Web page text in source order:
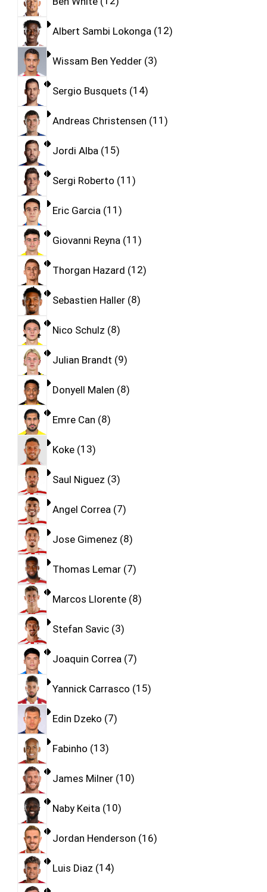
Albert Sambi Lokonga 12
Wissam Ben Yedder 3
Sergio Busquets 14
Andreas Christensen 11
Jordi Alba 15
Sergi Roberto 11
Eric Garcia 11
Giovanni Reyna 11
Thorgan Hazard 12
Sebastien Haller 8
Nico Schulz 8
Julian Brandt 9
Donyell Malen 8
Emre Can 8
Koke 13
Saul Niguez 3
Angel Correa 7
Jose Gimenez 8
Thomas Lemar 7
Marcos Llorente 8
Stefan Savic 3
Joaquin Correa 7
Yannick Carrasco 15
Edin Dzeko 7
Fabinho 13
James Milner 10
Naby Keita 10
Jordan Henderson 16
Luis Diaz 14